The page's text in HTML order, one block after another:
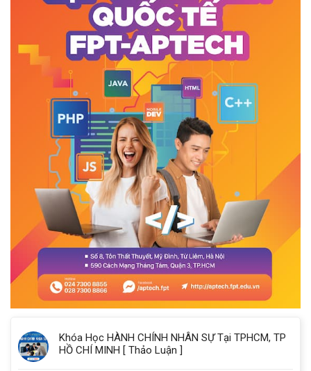
Khóa Học HÀNH CHÍNH NHÂN SỰ Tại TPHCM, TP
HỒ CHÍ MINH [ Thảo Luận ]